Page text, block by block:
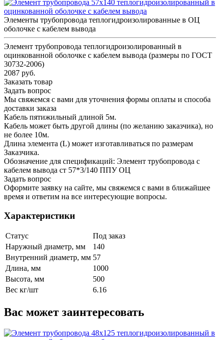
Элементы трубопровода теплогидроизолированные в ОЦ
оболочке с кабелем вывода
Элемент трубопровода теплогидроизолированный в
оцинкованной оболочке с кабелем вывода (размеры по ГОСТ
30732-2006)
2087 руб.
Заказать товар
Задать вопрос
Мы свяжемся с вами для уточнения формы оплаты и способа
доставки заказа
Кабель пятижильный длиной 5м.
Кабель может быть другой длины (по желанию заказчика), но
не более 10м.
Длина элемента (L) может изготавливаться по размерам
Заказчика.
Обозначение для спецификаций: Элемент трубопровода с
кабелем вывода ст 57*3/140 ППУ ОЦ
Задать вопрос
Оформите заявку на сайте, мы свяжемся с вами в ближайшее
время и ответим на все интересующие вопросы.
Характеристики
Статус
Под заказ
Наружный диаметр, мм
140
Внутренний диаметр, мм 57
Длина, мм
1000
Высота, мм
500
Вес кг/шт
6.16
Вас может заинтересовать